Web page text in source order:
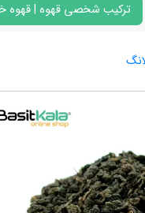
ترکیب شخصی قهوه | قهوه